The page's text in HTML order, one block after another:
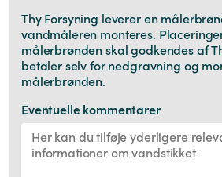
Thy Forsyning leverer en
vandmåleren monteres.
målerbrønden skal godkendes af
betaler selv for nedgravning og
målerbrønden.
Eventuelle kommentarer